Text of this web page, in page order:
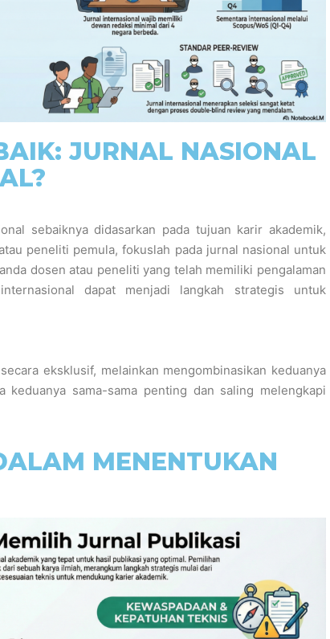
JURNAL NASIONAL
sebaiknya didasarkan pada tujuan karir akademik,
peneliti pemula, fokuslah pada jurnal nasional untuk
dosen atau peneliti yang telah memiliki pengalaman
dapat menjadi langkah strategis untuk
eksklusif, melainkan mengombinasikan keduanya
keduanya sama-sama penting dan saling melengkapi
MENENTUKAN